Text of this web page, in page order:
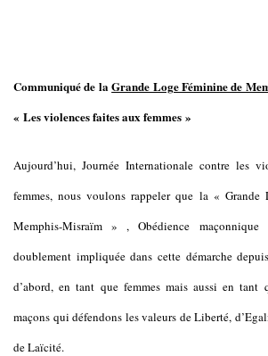
Communiqué de laGrande Loge Féminine de
« Les violences faites aux femmes »
Aujourd’hui, Journée Internationale contre les
femmes, nous voulons rappeler que la « Grande
Memphis-Misraïm » , Obédience
doublement impliquée dans cette démarche
d’abord, en tant que femmes mais aussi en tant
maçons qui défendons les valeurs de Liberté,
de Laïcité.